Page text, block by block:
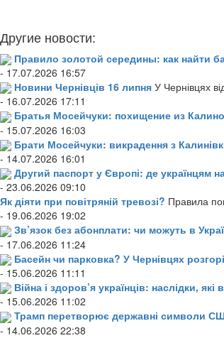
Другие новости:
Правило золотой середины: как найти
- 17.07.2026 16:57
Новини Чернівців 16 липня У Чернівцях
- 16.07.2026 17:11
Братья Мосейчуки: похищение из
- 15.07.2026 16:03
Брати Мосейчуки: викрадення з
- 14.07.2026 16:01
Другий паспорт у Європі: де українцям
- 23.06.2026 09:10
Як діяти при повітряній тревозі? Правила
- 19.06.2026 19:02
Зв’язок без абонплати: чи можуть в
- 17.06.2026 11:24
Басейн чи парковка? У Чернівцях
- 15.06.2026 11:11
Війна і здоров’я українців: наслідки,
- 15.06.2026 11:02
Трамп перетворює державні символи
- 14.06.2026 22:38